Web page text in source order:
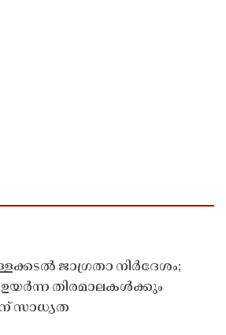
ജാഗ്രതാ നിർദേശം;
ഉയർന്ന തിരമാലകൾക്കും
സാധ്യത